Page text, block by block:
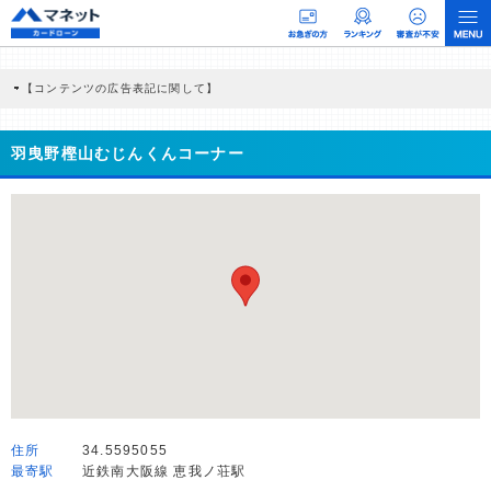
【コンテンツの広告表記に関して】
商品を根拠なくPRするものではなく、当編集部の調査／ユーザーへの口コミ収集な
どに基づき、公平性を担保した情報提供を行っています。
>提携企業一覧
羽曳野樫山むじんくんコーナー
住所
34.5595055
最寄駅
近鉄南大阪線 恵我ノ荘駅